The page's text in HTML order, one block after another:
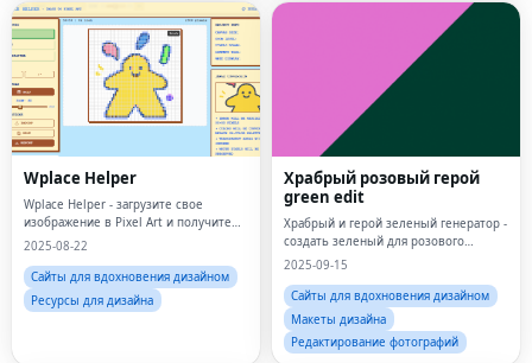
Wplace Helper
Wplace Helper - загрузите свое
изображение в Pixel Art и получите
немного Pixel Art Idea
2025-08-22
Сайты для вдохновения дизайном
Ресурсы для дизайна
Храбрый розовый герой
green edit
Храбрый и герой зеленый генератор -
создать зеленый для розового
фильтра онлайн -эффекты мгновенно
2025-09-15
Сайты для вдохновения дизайном
Макеты дизайна
Редактирование фотографий